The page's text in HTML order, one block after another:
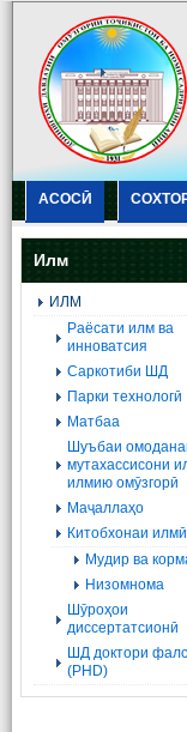
АСОСӢ
Илм
ИЛМ
Раёсати илм ва
инноватсия
Саркотиби ШД
Парки технологӣ
Матбаа
Шуъбаи
мутахассисони
илмию омӯзгорӣ
Маҷаллаҳо
Китобхонаи илмӣ
Мудир ва
Низомнома
Шӯроҳои
диссертатсионӣ
ШД доктори
(PHD)